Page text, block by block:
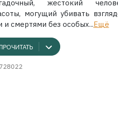
жестокий
могущий убивать
смертями без особых...Ещё